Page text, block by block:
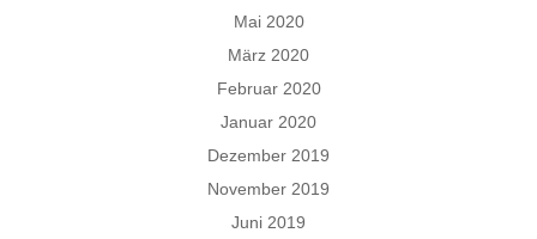
Mai 2020
März 2020
Februar 2020
Januar 2020
Dezember 2019
November 2019
Juni 2019